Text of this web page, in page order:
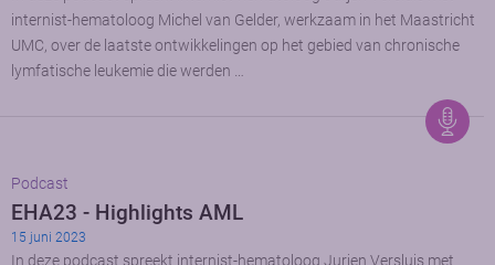
internist-hematoloog Michel van Gelder, werkzaam in het Maastricht
UMC, over de laatste ontwikkelingen op het gebied van chronische
lymfatische leukemie die werden …
Podcast
EHA23 - Highlights AML
15 juni 2023
In deze podcast spreekt internist-hematoloog Jurjen Versluis met